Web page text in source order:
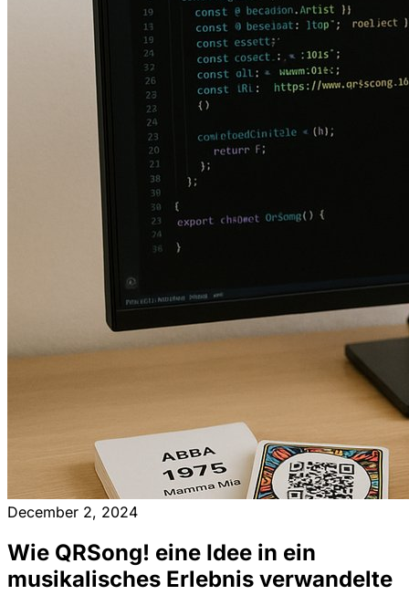
December 2, 2024
Wie QRSong! eine Idee in ein
musikalisches Erlebnis verwandelte